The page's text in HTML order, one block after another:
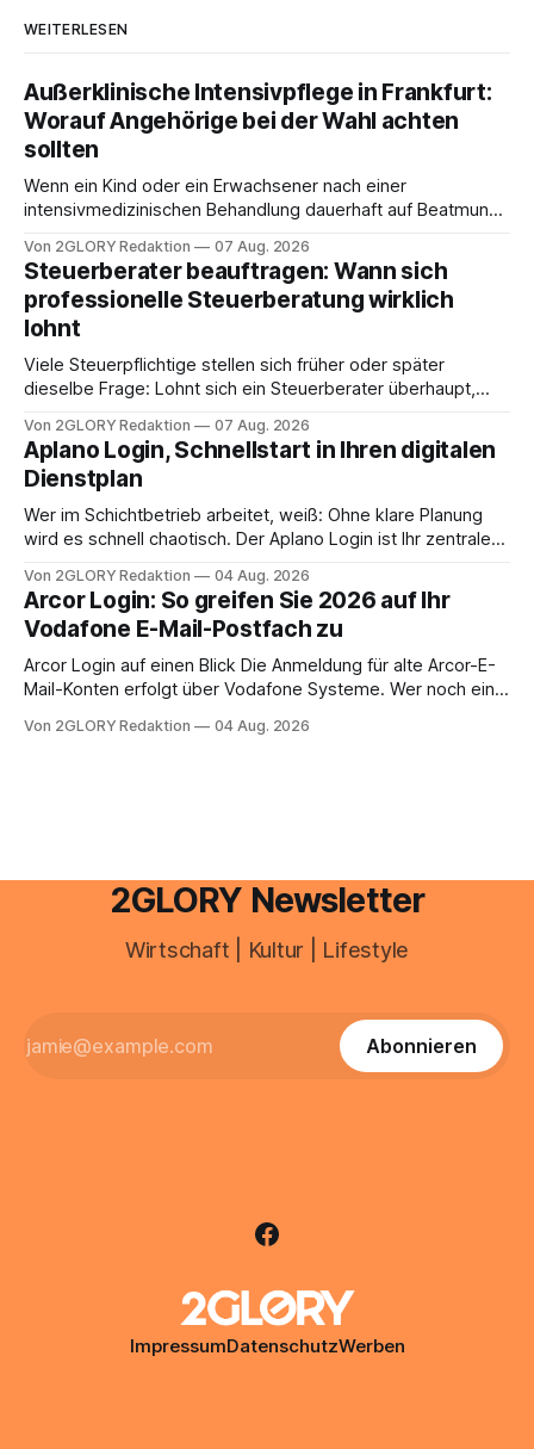
WEITERLESEN
Außerklinische Intensivpflege in Frankfurt:
Worauf Angehörige bei der Wahl achten
sollten
Wenn ein Kind oder ein Erwachsener nach einer
intensivmedizinischen Behandlung dauerhaft auf Beatmung
angewiesen ist, stellt sich für Familien eine schwierige
Frage: Muss die Versorgung dauerhaft in der Klinik bleiben –
oder ist ein Leben zu Hause möglich? Die außerklinische
Intensivpflege bietet genau diese Alternative: Sie
Von 2GLORY Redaktion 07 Aug. 2026
Steuerberater beauftragen: Wann sich
professionelle Steuerberatung wirklich
lohnt
Viele Steuerpflichtige stellen sich früher oder später
dieselbe Frage: Lohnt sich ein Steuerberater überhaupt,
erledigen? Die kurze Antwort: Bei einfachen
Einkommensverhältnissen reicht häufig eine Steuersoftware
aus – sobald jedoch mehrere Einkunftsarten
zusammentreffen oder größere finanzielle Veränderungen
anstehen, zahlt sich professionelle Unterstützung meist
Von 2GLORY Redaktion 07 Aug. 2026
Aplano Login, Schnellstart in Ihren digitalen
Dienstplan
Wer im Schichtbetrieb arbeitet, weiß: Ohne klare Planung
wird es schnell chaotisch. Der Aplano Login ist Ihr zentraler
abwesenheiten und die gesamte kommunikation rund um
Ihr personal digital zu organisieren. In diesem Leitfaden
erfahren Sie alles, was Sie für einen reibungslosen Einstieg
brauchen, von der Registrierung
Von 2GLORY Redaktion 04 Aug. 2026
Arcor Login: So greifen Sie 2026 auf Ihr
Vodafone E-Mail-Postfach zu
Arcor Login auf einen Blick Die Anmeldung für alte Arcor-E-
Mail-Konten erfolgt über Vodafone Systeme. Wer noch eine
besitzt, loggt sich heute über das Vodafone E-Mail & Cloud
Von 2GLORY Redaktion 04 Aug. 2026
2GLORY Newsletter
Wirtschaft | Kultur | Lifestyle
Abonnieren
ImpressumDatenschutzWerben